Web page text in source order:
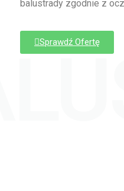
balustrady zgodnie z
Sprawdź Ofertę